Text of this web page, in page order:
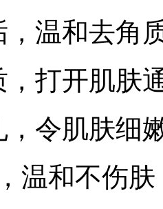
，温和去角
，打开肌肤
，令肌肤细
温和不伤肤